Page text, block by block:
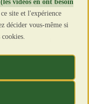
garantir
de la Libye pour
et de réduire
à l’égard des
provenance de
site et l'expérience
décider vous-même si